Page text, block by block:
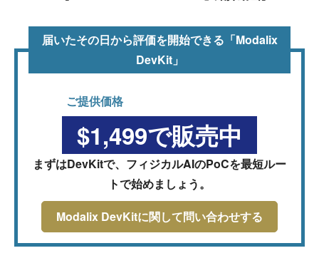
届いたその日から評価を開始できる「Modalix
DevKit」
ご提供価格
$1,499で販売中
まずはDevKitで、フィジカルAIのPoCを最短ルー
トで始めましょう。
Modalix DevKitに関して問い合わせする